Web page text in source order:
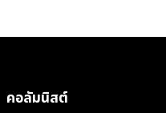
คอลัมนิสต์